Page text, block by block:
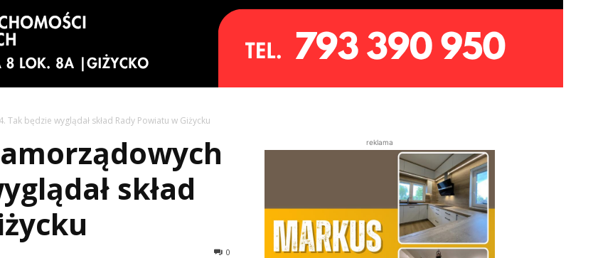
będzie wyglądał skład Rady Powiatu w Giżycku
skład
0
reklama